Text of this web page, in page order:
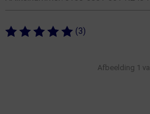
(3)
Afbeelding 1